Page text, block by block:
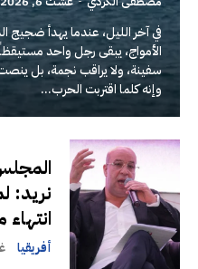
في آخر الليل، عندما يهدأ ضجيج
الأمواج، يبقى رجل واحد
سفينة، ولا يراقب نجمة، بل
وإنه كلما اقتربت الحرب...
نريد:
أفريقيا